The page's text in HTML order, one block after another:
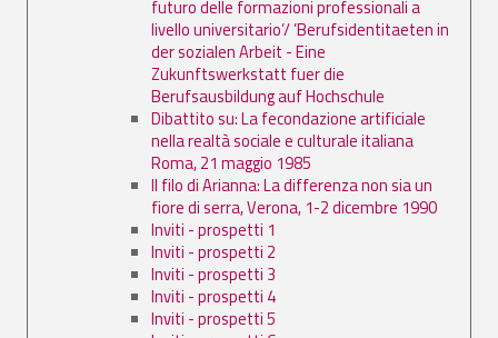
futuro delle formazioni professionali a
livello universitario’/ ’Berufsidentitaeten in
der sozialen Arbeit - Eine
Zukunftswerkstatt fuer die
Berufsausbildung auf Hochschule
Dibattito su: La fecondazione artificiale
nella realtà sociale e culturale italiana
Roma, 21 maggio 1985
Il filo di Arianna: La differenza non sia un
fiore di serra, Verona, 1-2 dicembre 1990
Inviti - prospetti 1
Inviti - prospetti 2
Inviti - prospetti 3
Inviti - prospetti 4
Inviti - prospetti 5